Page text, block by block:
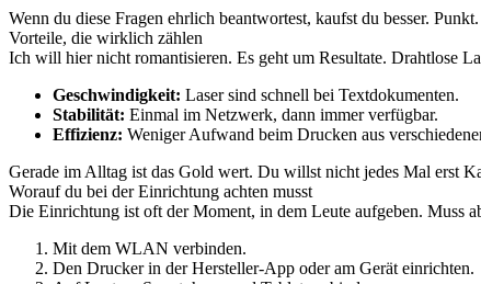
Wenn du diese Fragen ehrlich beantwortest, kaufst du besser. Punkt.
Vorteile, die wirklich zählen
Ich will hier nicht romantisieren. Es geht um Resultate. Drahtlose
Geschwindigkeit: Laser sind schnell bei Textdokumenten.
Stabilität: Einmal im Netzwerk, dann immer verfügbar.
Effizienz: Weniger Aufwand beim Drucken aus
Gerade im Alltag ist das Gold wert. Du willst nicht jedes Mal erst
Worauf du bei der Einrichtung achten musst
Die Einrichtung ist oft der Moment, in dem Leute aufgeben. Muss
Mit dem WLAN verbinden.
Den Drucker in der Hersteller-App oder am Gerät einrichten.